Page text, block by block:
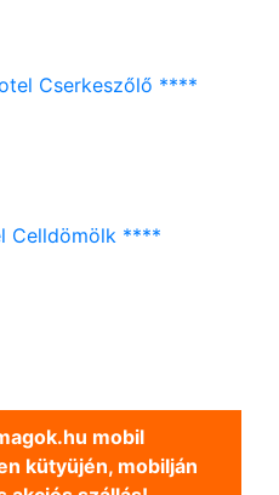
Cserkeszőlő ****
Celldömölk ****
mobil
kütyüjén, mobilján